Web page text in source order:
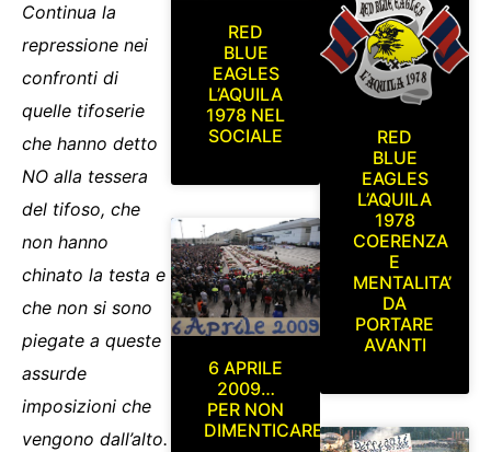
Continua la
repressione nei
confronti di
quelle tifoserie
che hanno detto
NO alla tessera
del tifoso, che
non hanno
chinato la testa e
che non si sono
piegate a queste
assurde
imposizioni che
vengono dall’alto.
RED
BLUE
EAGLES
L’AQUILA
1978 NEL
SOCIALE
6 APRILE
2009…
PER NON
DIMENTICARE
RED
BLUE
EAGLES
L’AQUILA
1978
COERENZA
E
MENTALITA’
DA
PORTARE
AVANTI